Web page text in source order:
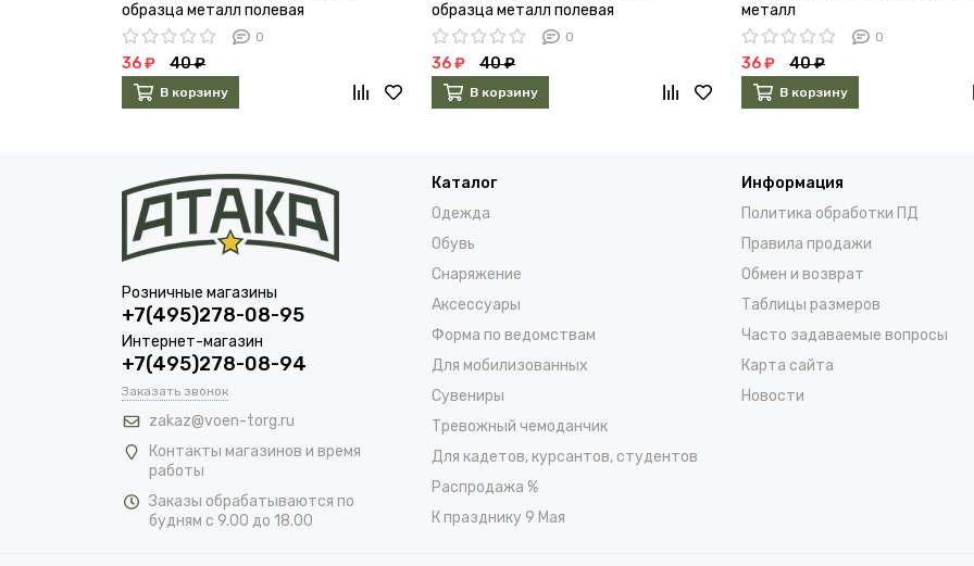
образца металл полевая
0
36 ₽ 40 ₽
В корзину
образца металл полевая
0
36 ₽ 40 ₽
В корзину
металл
0
36 ₽ 40 ₽
В корзину
Розничные магазины
+7(495)278-08-95
Интернет-магазин
+7(495)278-08-94
Заказать звонок
zakaz@voen-torg.ru
Контакты магазинов и время
работы
Заказы обрабатываются по
будням с 9.00 до 18.00
Каталог
Одежда
Обувь
Снаряжение
Аксессуары
Форма по ведомствам
Для мобилизованных
Сувениры
Тревожный чемоданчик
Для кадетов, курсантов, студентов
Распродажа %
К празднику 9 Мая
Информация
Политика обработки ПД
Правила продажи
Обмен и возврат
Таблицы размеров
Часто задаваемые вопросы
Карта сайта
Новости